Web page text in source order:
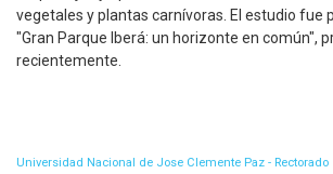
vegetales y plantas carnívoras. El estudio fue
"Gran Parque Iberá: un horizonte en común",
recientemente.
Universidad Nacional de Jose Clemente Paz - Rectorado